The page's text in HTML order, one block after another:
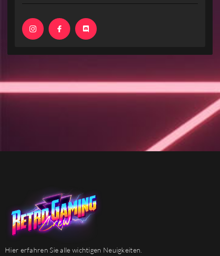
Hier erfahren Sie alle wichtigen Neuigkeiten.